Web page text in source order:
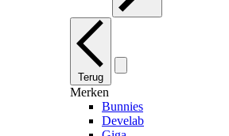
Terug
Merken
Bunnies
Develab